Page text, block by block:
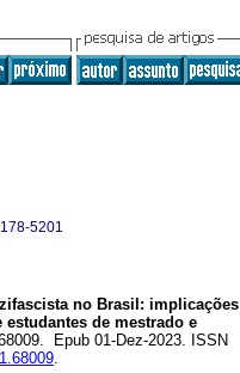
5201
no Brasil: implicações
de mestrado e
Epub 01-Dez-2023. ISSN
.